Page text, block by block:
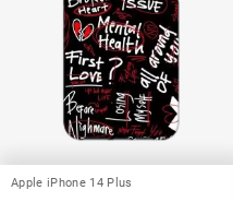
Apple iPhone 14 Plus